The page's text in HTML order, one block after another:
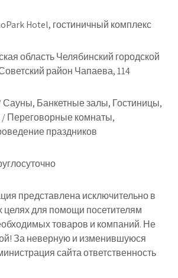
Hotel, гостиничный комплекс
область Челябинский городской
район Чапаева, 114
Сауны, Банкетные залы, Гостиницы,
Переговорные комнаты,
праздников
представлена исключительно в
целях для помощи посетителям
товаров и компаний. Не
За неверную и изменившуюся
сайта ответственность